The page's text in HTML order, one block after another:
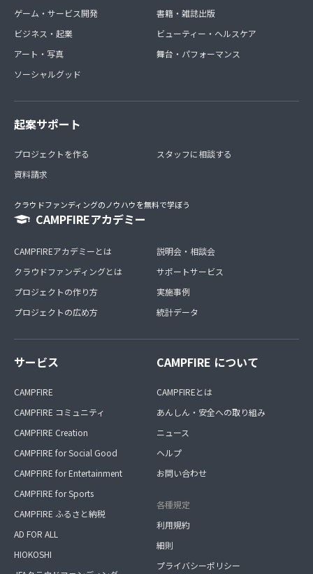
ゲーム・サービス開発
ビジネス・起業
アート・写真
ソーシャルグッド
書籍・雑誌出版
ビューティー・ヘルスケア
舞台・パフォーマンス
起案サポート
プロジェクトを作る
資料請求
スタッフに相談する
クラウドファンディングのノウハウを無料で学ぼう
CAMPFIREアカデミー
CAMPFIREアカデミーとは
クラウドファンディングとは
プロジェクトの作り方
プロジェクトの広め方
説明会・相談会
サポートサービス
実施事例
統計データ
サービス
CAMPFIRE
CAMPFIRE コミュニティ
CAMPFIRE Creation
CAMPFIRE for Social Good
CAMPFIRE for Entertainment
CAMPFIRE for Sports
CAMPFIRE ふるさと納税
AD FOR ALL
HIOKOSHI
CAMPFIRE について
CAMPFIREとは
あんしん・安全への取り組み
ニュース
ヘルプ
お問い合わせ
各種規定
利用規約
細則
プライバシーポリシー